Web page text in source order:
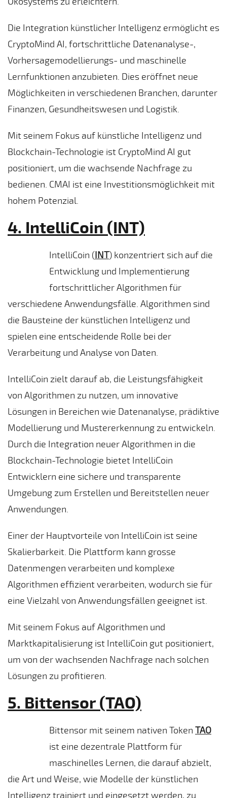
Die Integration künstlicher Intelligenz ermöglicht es
CryptoMind AI, fortschrittliche Datenanalyse-,
Vorhersagemodellierungs- und maschinelle
Lernfunktionen anzubieten. Dies eröffnet neue
Möglichkeiten in verschiedenen Branchen, darunter
Finanzen, Gesundheitswesen und Logistik.
Mit seinem Fokus auf künstliche Intelligenz und
Blockchain-Technologie ist CryptoMind AI gut
positioniert, um die wachsende Nachfrage zu
bedienen. CMAI ist eine Investitionsmöglichkeit mit
hohem Potenzial.
4. IntelliCoin (INT)
IntelliCoin (INT) konzentriert sich auf die
Entwicklung und Implementierung
fortschrittlicher Algorithmen für
verschiedene Anwendungsfälle. Algorithmen sind
die Bausteine der künstlichen Intelligenz und
spielen eine entscheidende Rolle bei der
Verarbeitung und Analyse von Daten.
IntelliCoin zielt darauf ab, die Leistungsfähigkeit
von Algorithmen zu nutzen, um innovative
Lösungen in Bereichen wie Datenanalyse, prädiktive
Modellierung und Mustererkennung zu entwickeln.
Durch die Integration neuer Algorithmen in die
Blockchain-Technologie bietet IntelliCoin
Entwicklern eine sichere und transparente
Umgebung zum Erstellen und Bereitstellen neuer
Anwendungen.
Einer der Hauptvorteile von IntelliCoin ist seine
Skalierbarkeit. Die Plattform kann grosse
Datenmengen verarbeiten und komplexe
Algorithmen effizient verarbeiten, wodurch sie für
eine Vielzahl von Anwendungsfällen geeignet ist.
Mit seinem Fokus auf Algorithmen und
Marktkapitalisierung ist IntelliCoin gut positioniert,
um von der wachsenden Nachfrage nach solchen
Lösungen zu profitieren.
5. Bittensor (TAO)
Bittensor mit seinem nativen Token TAO
ist eine dezentrale Plattform für
maschinelles Lernen, die darauf abzielt,
die Art und Weise, wie Modelle der künstlichen
Intelligenz trainiert und eingesetzt werden, zu